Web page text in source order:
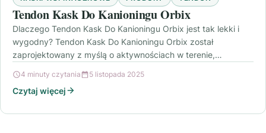
Tendon Kask Do Kanioningu Orbix
Dlaczego Tendon Kask Do Kanioningu Orbix jest tak lekki i
wygodny? Tendon Kask Do Kanioningu Orbix został
zaprojektowany z myślą o aktywnościach w terenie,…
4 minuty czytania 5 listopada 2025
Czytaj więcej